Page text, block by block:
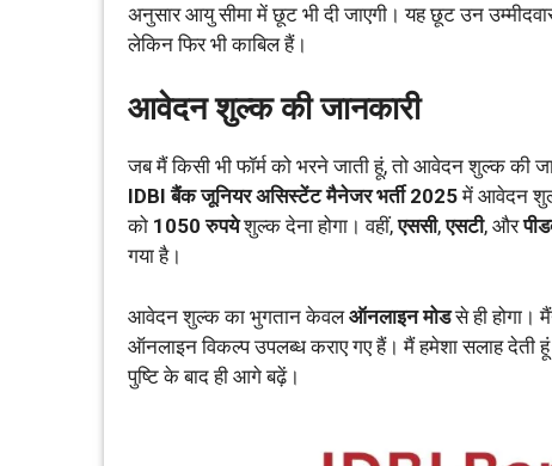
अनुसार आयु सीमा में छूट भी दी जाएगी। यह छूट उन
लेकिन फिर भी काबिल हैं।
आवेदन शुल्क की जानकारी
जब मैं किसी भी फॉर्म को भरने जाती हूं, तो आवेदन शुल्क की
IDBI बैंक जूनियर असिस्टेंट मैनेजर भर्ती 2025में आवेदन
को 1050 रुपयेशुल्क देना होगा। वहीं,एससी,एसटी, और
गया है।
आवेदन शुल्क का भुगतान केवलऑनलाइन मोडसे ही होगा।
ऑनलाइन विकल्प उपलब्ध कराए गए हैं। मैं हमेशा सलाह
पुष्टि के बाद ही आगे बढ़ें।